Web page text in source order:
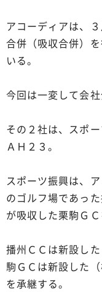
アコーディアは、
合併（吸収合併）
いる。
今回は一変して会
その２社は、スポ
ＡＨ２３。
スポーツ振興は、
のゴルフ場であっ
が吸収した栗駒Ｇ
播州ＣＣは新設し
駒ＧＣは新設した
を承継する。